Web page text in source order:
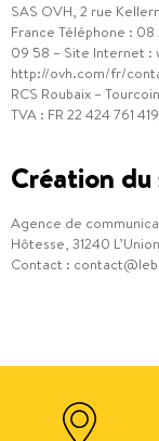
SAS OVH, 2 rue
France Téléphone : 08
09 58 – Site Internet :
http://ovh.com/fr/
RCS Roubaix –
TVA : FR 22 424 761 419
Création
Agence de
Hôtesse, 31240
Contact :